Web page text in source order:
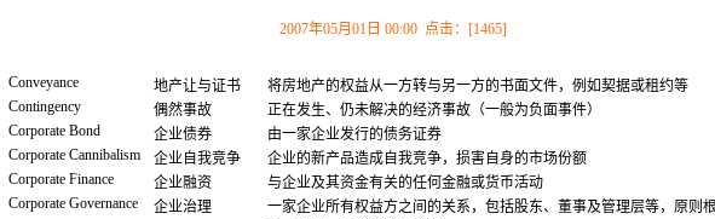
2007年05月01日 00:00 点击：[1465]
Conveyance 地产让与证书
将房地产的权益从一方转与另一方的书面文件，例如契据或租约等
Contingency
偶然事故
正在发生、仍未解决的经济事故（一般为负面事件）
Corporate Bond
企业债券
由一家企业发行的债务证券
Corporate Cannibalism
企业自我竞争
企业的新产品造成自我竞争，损害自身的市场份额
Corporate Finance
企业融资
与企业及其资金有关的任何金融或货币活动
Corporate Governance
企业治理
一家企业所有权益方之间的关系，包括股东、董事及管理层等，原则